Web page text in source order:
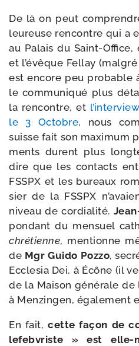
De là on peut
leu­reuse ren­contre qui a
au Palais du Saint-​
et l’é­vêque Fellay
est encore peu pro­bable
le com­mu­ni­qué plus
la ren­contre, et
le 3 Octobre, nous
suisse fait son maxi­mum
ments durent plus
dire que les contacts
FSSPX et les bureaux
sier de la FSSPX
niveau de cor­dia­li­té.
pon­dant du men­suel
chré­tienne, men­tionne
de Mgr Guido Pozzo,
Ecclesia Dei, à Écône (il
de la Maison géné­rale de
à Menzingen, éga­le­ment
En fait, cette façon de
lefeb­vriste » est elle-​